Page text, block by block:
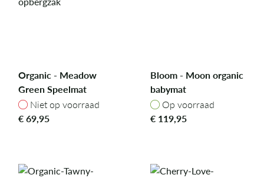
Organic - Meadow
Green Speelmat
Niet op voorraad
Niet op voorraad
€69,95
Bloom - Moon organic
babymat
Op voorraad
Op voorraad
€ 119,95